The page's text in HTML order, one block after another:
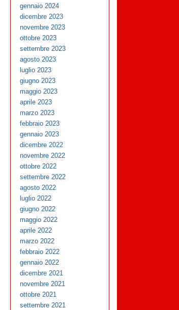
gennaio 2024
dicembre 2023
novembre 2023
ottobre 2023
settembre 2023
agosto 2023
luglio 2023
giugno 2023
maggio 2023
aprile 2023
marzo 2023
febbraio 2023
gennaio 2023
dicembre 2022
novembre 2022
ottobre 2022
settembre 2022
agosto 2022
luglio 2022
giugno 2022
maggio 2022
aprile 2022
marzo 2022
febbraio 2022
gennaio 2022
dicembre 2021
novembre 2021
ottobre 2021
settembre 2021